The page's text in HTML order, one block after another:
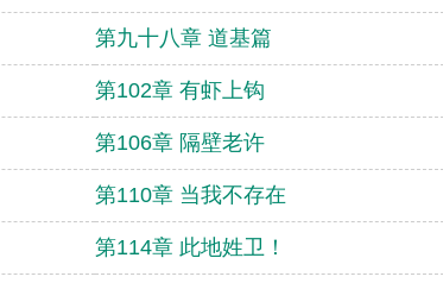
第九十八章 道基篇
第102章 有虾上钩
第106章 隔壁老许
第110章 当我不存在
第114章 此地姓卫！